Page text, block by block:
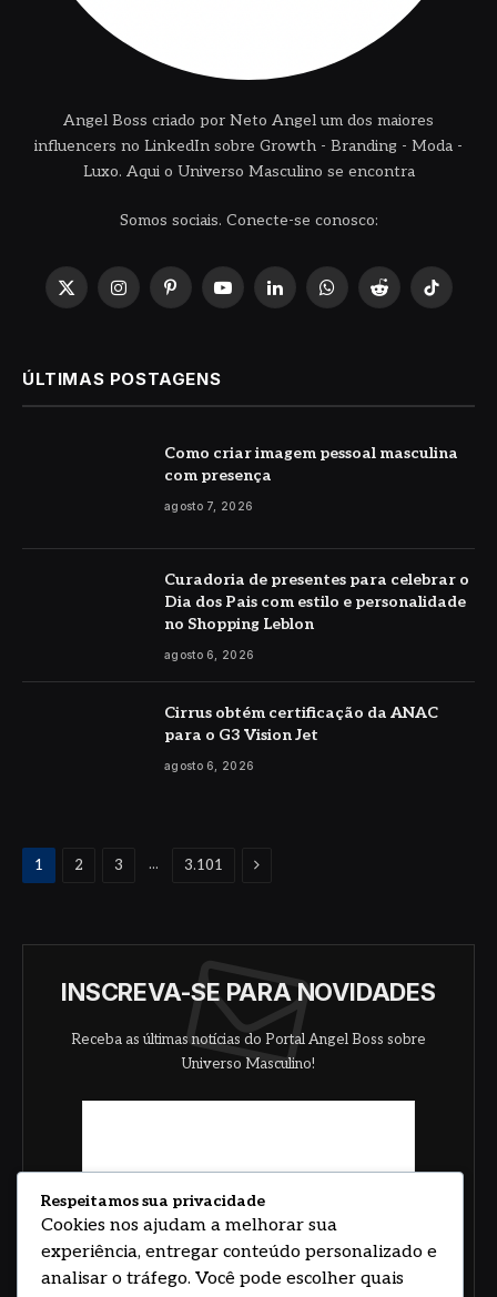
Angel Boss criado por Neto Angel um dos maiores
influencers no LinkedIn sobre Growth - Branding - Moda -
Luxo. Aqui o Universo Masculino se encontra
Somos sociais. Conecte-se conosco:
X
InstagramPinterestYouTubeLinkedInWhatsApp
Reddit TikTok
ÚLTIMAS POSTAGENS
Como criar imagem pessoal masculina
com presença
agosto 7, 2026
Curadoria de presentes para celebrar o
Dia dos Pais com estilo e personalidade
no Shopping Leblon
agosto 6, 2026
Cirrus obtém certificação da ANAC
para o G3 Vision Jet
agosto 6, 2026
1 2 3 ... 3.101 Proximo
INSCREVA-SE PARA NOVIDADES
Receba as últimas notícias do Portal Angel Boss sobre
Universo Masculino!
Respeitamos sua privacidade
Cookies nos ajudam a melhorar sua
experiência, entregar conteúdo personalizado e
analisar o tráfego. Você pode escolher quais